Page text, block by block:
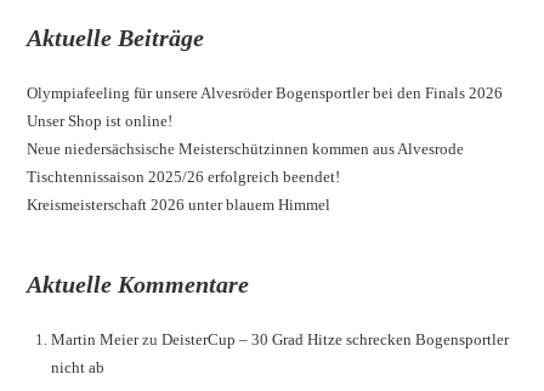
Aktuelle Beiträge
Olympiafeeling für unsere Alvesröder Bogensportler bei den Finals 2026
Unser Shop ist online!
Neue niedersächsische Meisterschützinnen kommen aus Alvesrode
Tischtennissaison 2025/26 erfolgreich beendet!
Kreismeisterschaft 2026 unter blauem Himmel
Aktuelle Kommentare
Martin MeierzuDeisterCup – 30 Grad Hitze schrecken Bogensportler
nicht ab